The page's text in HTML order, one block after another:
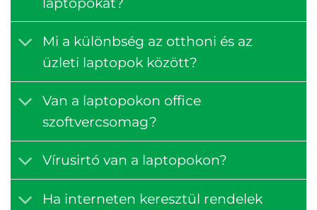
Mi a különbség az otthoni és az
üzleti laptopok között?
Van a laptopokon office
szoftvercsomag?
Vírusirtó van a laptopokon?
Ha interneten keresztül rendelek